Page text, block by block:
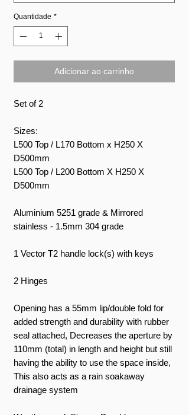
Quantidade *
Adicionar ao carrinho
Set of 2
Sizes:
L500 Top / L170 Bottom x H250 X
D500mm
L500 Top / L200 Bottom X H250 X
D500mm
Aluminium 5251 grade & Mirrored
stainless - 1.5mm 304 grade
1 Vector T2 handle lock(s) with keys
2 Hinges
Opening has a 55mm lip/double fold for
added strength and durability with rubber
seal attached, Decreases the aperture by
110mm (total) in length and height but still
having the ability to use the space inside,
This also acts as a rain soakaway
drainage system